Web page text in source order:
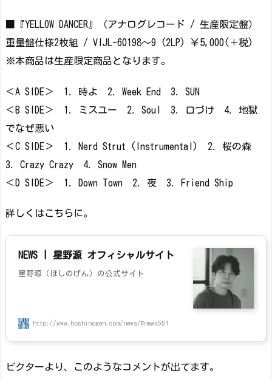
■『YELLOW DANCER』（アナログレコード / 生産限定盤）
重量盤仕様2枚組 / VIJL-60198～9 (2LP) ￥5,000(＋税)
※本商品は生産限定商品となります。
＜A SIDE＞ 1. 時よ 2. Week End 3. SUN
＜B SIDE＞ 1. ミスユー 2. Soul 3. 口づけ 4. 地獄
でなぜ悪い
＜C SIDE＞ 1. Nerd Strut (Instrumental) 2. 桜の森
3. Crazy Crazy 4. Snow Men
＜D SIDE＞ 1. Down Town 2. 夜 3. Friend Ship
詳しくはこちらに。
NEWS | 星野源 オフィシャルサイト
星野源（ほしのげん）の公式サイト
http://www.hoshinogen.com/news/#news551
ビクターより、このようなコメントが出てます。